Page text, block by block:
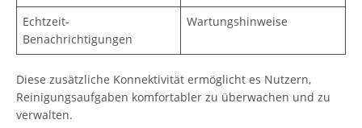
Echtzeit-
Benachrichtigungen
Wartungshinweise
Diese zusätzliche Konnektivität ermöglicht es Nutzern,
Reinigungsaufgaben komfortabler zu überwachen und zu
verwalten.